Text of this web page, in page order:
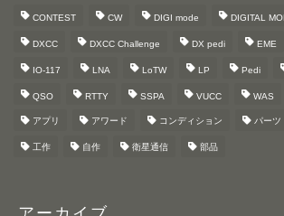
CONTEST CW DIGI mode DIGITAL
DXCC DXCC Challenge DX pedi EME
IO-117 LNA LoTW LP Pedi
QSO RTTY SSPA VUCC WAS
アプリ アワード コンディション パーツ
工作 自作 衛星通信 部品